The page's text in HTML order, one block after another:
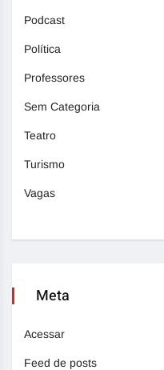
Podcast
Política
Professores
Sem Categoria
Teatro
Turismo
Vagas
Meta
Acessar
Feed de posts